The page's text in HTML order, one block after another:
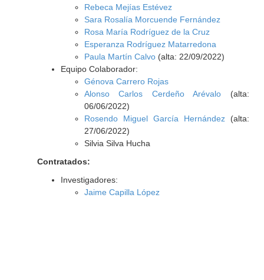
Rebeca Mejías Estévez
Sara Rosalía Morcuende Fernández
Rosa María Rodríguez de la Cruz
Esperanza Rodríguez Matarredona
Paula Martín Calvo(alta: 22/09/2022)
Equipo Colaborador:
Génova Carrero Rojas
Alonso Carlos Cerdeño Arévalo (alta:
06/06/2022)
Rosendo Miguel García Hernández(alta:
27/06/2022)
Silvia Silva Hucha
Contratados:
Investigadores:
Jaime Capilla López